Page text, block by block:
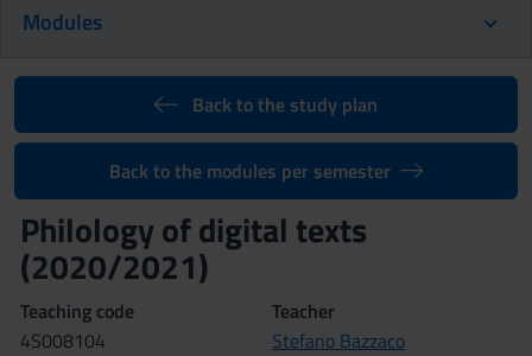
Modules
Back to the study plan
Back to the modules per semester
Philology of digital texts
(2020/2021)
Teaching code
4S008104
Teacher
Stefano Bazzaco